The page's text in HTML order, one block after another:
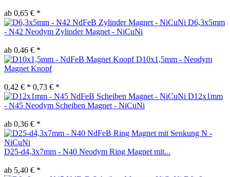
ab 0,65 € *
D6,3x5mm
- N42 Neodym Zylinder Magnet - NiCuNi
ab 0,46 € *
D10x1,5mm - Neodym
Magnet Knopf
0,42 € * 0,73 € *
D12x1mm
- N45 Neodym Scheiben Magnet - NiCuNi
ab 0,36 € *
D25-d4,3x7mm - N40 Neodym Ring Magnet mit...
ab 5,40 € *